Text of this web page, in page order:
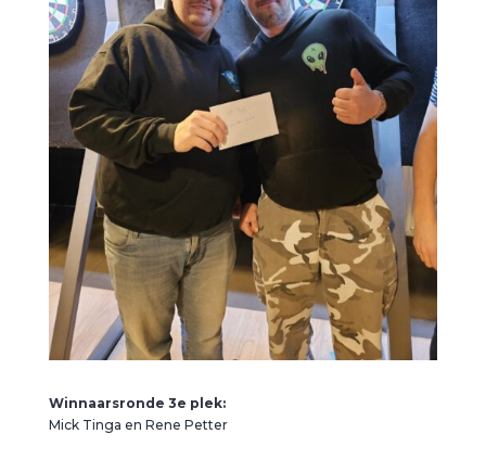
Winnaarsronde 3e plek:
Mick Tinga en Rene Petter